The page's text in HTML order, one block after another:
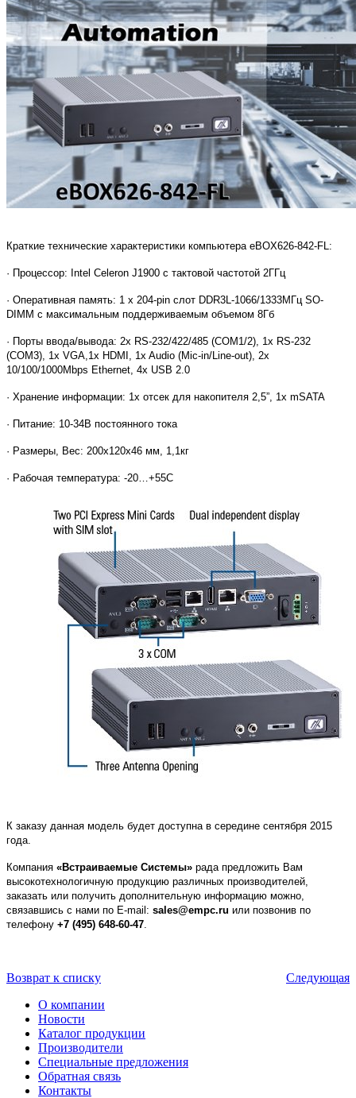
Краткие технические характеристики компьютера eBOX626-842-FL:
· Процессор: Intel Celeron J1900 с тактовой частотой 2ГГц
· Оперативная память: 1 x 204-pin слот DDR3L-1066/1333МГц SO-
DIMM с максимальным поддерживаемым объемом 8Гб
· Порты ввода/вывода: 2x RS-232/422/485 (COM1/2), 1x RS-232
(COM3), 1x VGA,1x HDMI, 1x Audio (Mic-in/Line-out), 2x
10/100/1000Mbps Ethernet, 4x USB 2.0
· Хранение информации: 1х отсек для накопителя 2,5”, 1x mSATA
· Питание: 10-34В постоянного тока
· Размеры, Вес: 200х120х46 мм, 1,1кг
· Рабочая температура: -20…+55С
К заказу данная модель будет доступна в середине сентября 2015
года.
Компания «Встраиваемые Системы» рада предложить Вам
высокотехнологичную продукцию различных производителей,
заказать или получить дополнительную информацию можно,
связавшись с нами по E-mail: sales@empc.ru или позвонив по
телефону +7 (495) 648-60-47
Возврат к списку
Следующая
О компании
Новости
Каталог продукции
Производители
Специальные предложения
Обратная связь
Контакты